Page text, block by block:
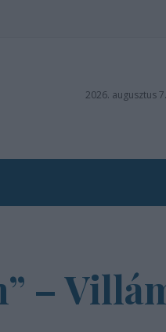
2026. augusztus
–